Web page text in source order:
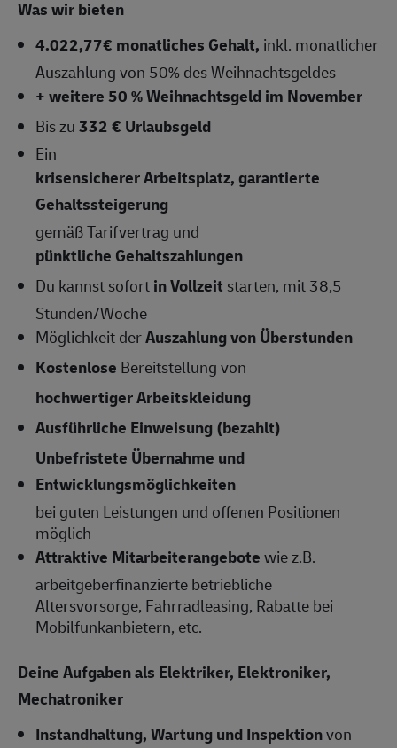
Was wir bieten
4.022,77€ monatliches Gehalt, inkl. monatlicher
Auszahlung von 50% des Weihnachtsgeldes
+ weitere 50 % Weihnachtsgeld im November
Bis zu332 € Urlaubsgeld
Ein
krisensicherer Arbeitsplatz, garantierte
Gehaltssteigerung
gemäß Tarifvertrag und
pünktliche Gehaltszahlungen
Du kannst sofortin Vollzeit starten, mit 38,5
Stunden/Woche
Möglichkeit derAuszahlung von Überstunden
Kostenlose Bereitstellung von
hochwertiger Arbeitskleidung
Ausführliche Einweisung (bezahlt)
Unbefristete Übernahme und
Entwicklungsmöglichkeiten
bei guten Leistungen und offenen Positionen
möglich
Attraktive Mitarbeiterangebotewie z.B.
arbeitgeberfinanzierte betriebliche
Altersvorsorge, Fahrradleasing, Rabatte bei
Mobilfunkanbietern, etc.
Deine Aufgaben als Elektriker, Elektroniker,
Mechatroniker
Instandhaltung, Wartung und Inspektionvon